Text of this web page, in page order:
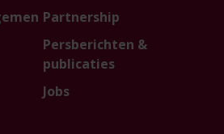
Partnership
Persberichten &
publicaties
Jobs